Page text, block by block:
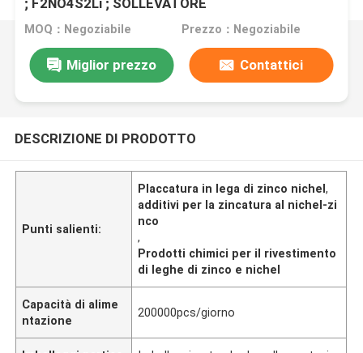
; F2NO4S2Li ; SOLLEVATORE
MOQ：Negoziabile Prezzo：Negoziabile
Miglior prezzo Contattici
DESCRIZIONE DI PRODOTTO
Punti salienti:
Placcatura in lega di zinco nichel,
additivi per la zincatura al nichel-zi
nco
,
Prodotti chimici per il rivestimento
di leghe di zinco e nichel
Capacità di alime
ntazione
200000pcs/giorno